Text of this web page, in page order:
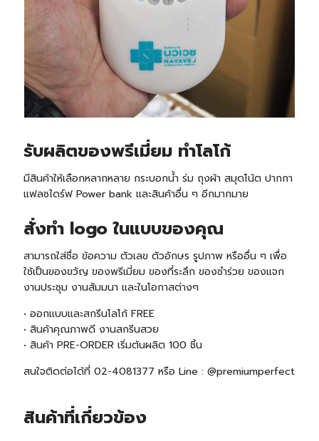
รับผลิตของพรีเมี่ยม ทำโลโก้
มีสินค้าให้เลือกหลากหลาย กระบอกน้ำ ร่ม ถุงผ้า สมุดโน้ต ปากกา
แฟลชไดร์ฟ Power bank และสินค้าอื่น ๆ อีกมากมาย
สั่งทำ logo ในแบบของคุณ
สามารถใส่ชื่อ ข้อความ ตัวเลข ตัวอักษร รูปภาพ หรืออื่น ๆ เพื่อ
ใช้เป็นของขวัญ ของพรีเมี่ยม ของที่ระลึก ของชำร่วย ของแจก
งานประชุม งานสัมมนา และในโอกาสต่างๆ
• ออกแบบและสกรีนโลโก้ FREE
• สินค้าคุณภาพดี งานสกรีนสวย
• สินค้า PRE-ORDER เริ่มต้นผลิต 100 ชิ้น
สนใจติดต่อได้ที่ 02-4081377 หรือ Line : @premiumperfect
สินค้าที่เกี่ยวข้อง